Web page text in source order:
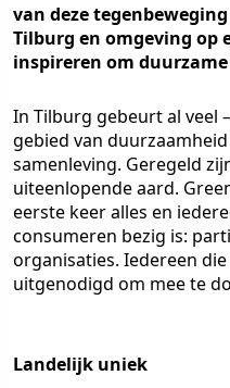
van deze
Tilburg en omgeving op
inspireren om
In Tilburg gebeurt al veel
gebied van
samenleving. Geregeld
uiteenlopende aard.
eerste keer alles en
consumeren bezig is:
organisaties. Iedereen
uitgenodigd om mee te
Landelijk uniek